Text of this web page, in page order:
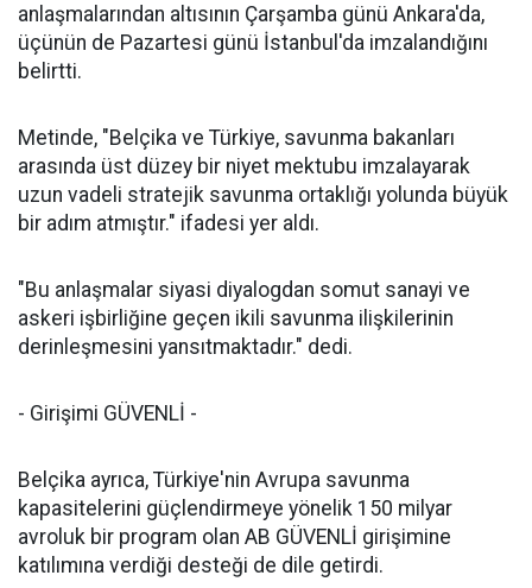
anlaşmalarından altısının Çarşamba günü Ankara'da,
üçünün de Pazartesi günü İstanbul'da imzalandığını
belirtti.
Metinde, "Belçika ve Türkiye, savunma bakanları
arasında üst düzey bir niyet mektubu imzalayarak
uzun vadeli stratejik savunma ortaklığı yolunda büyük
bir adım atmıştır." ifadesi yer aldı.
"Bu anlaşmalar siyasi diyalogdan somut sanayi ve
askeri işbirliğine geçen ikili savunma ilişkilerinin
derinleşmesini yansıtmaktadır." dedi.
- Girişimi GÜVENLİ -
Belçika ayrıca, Türkiye'nin Avrupa savunma
kapasitelerini güçlendirmeye yönelik 150 milyar
avroluk bir program olan AB GÜVENLİ girişimine
katılımına verdiği desteği de dile getirdi.